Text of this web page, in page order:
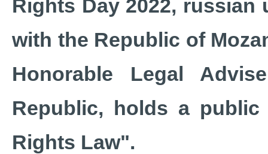
Rights Day 2022,
with the Republic of
Honorable Legal
Republic, holds a
Rights Law".